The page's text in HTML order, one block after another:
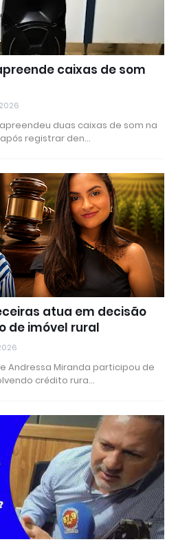
caixas de som
duas caixas de som na
registrar den…
atua em decisão
de imóvel rural
Andressa Miranda participou de
crédito rura…